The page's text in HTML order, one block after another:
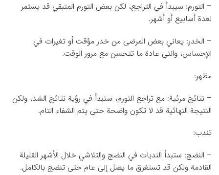
– التورم: سيبدأ في التراجع، لكن بعض التورم المتبقي قد يستمر
لعدة أسابيع أو أشهر.
– الخدر: يعاني بعض المرضى من خدر مؤقت أو تغيرات في
الإحساس، والتي عادة ما تتحسن مع مرور الوقت.
مظهر:
– نتائج مرئية: مع تراجع التورم، ستبدأ في رؤية نتائج الشد، ولكن
النتيجة النهائية قد لا تكون واضحة حتى يتم الشفاء التام.
تندب:
– النضج: ستبدأ الندبات في النضج والتلاشي خلال الأشهر القليلة
القادمة ولكن قد تستغرق ما يصل إلى عام حتى تنضج بالكامل.